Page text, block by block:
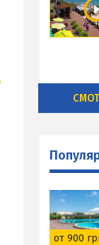
от 900